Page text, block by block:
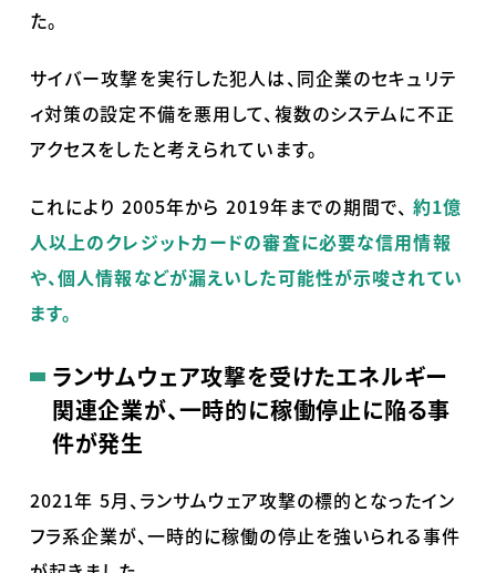
た。
サイバー攻撃を実行した犯人は、同企業のセキュリテ
ィ対策の設定不備を悪用して、複数のシステムに不正
アクセスをしたと考えられています。
これにより 2005年から 2019年までの期間で、約1億
人以上のクレジットカードの審査に必要な信用情報
や、個人情報などが漏えいした可能性が示唆されてい
ます。
ランサムウェア攻撃を受けたエネルギー
関連企業が、一時的に稼働停止に陥る事
件が発生
2021年 5月、ランサムウェア攻撃の標的となったイン
フラ系企業が、一時的に稼働の停止を強いられる事件